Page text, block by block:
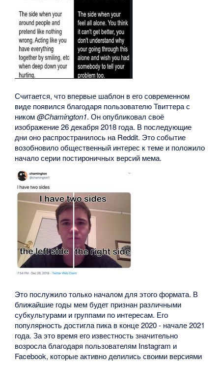
Считается, что впервые шаблон в его современном
виде появился благодаря пользователю Твиттера с
ником@Chamington1. Он опубликовал своё
изображение 26 декабря 2018 года. В последующие
дни оно распространилось на Reddit. Это событие
возобновило общественный интерес к теме и положило
начало серии постироничных версий мема.
Это послужило только началом для этого формата. В
ближайшие годы мем будет признан различными
субкультурами и группами по интересам. Его
популярность достигла пика в конце 2020 - начале 2021
года. За это время его известность значительно
возросла благодаря пользователям Instagram и
Facebook, которые активно делились своими версиями